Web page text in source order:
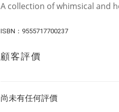
A collection of whimsical and
ISBN：9555717700237
顧客評價
尚未有任何評價